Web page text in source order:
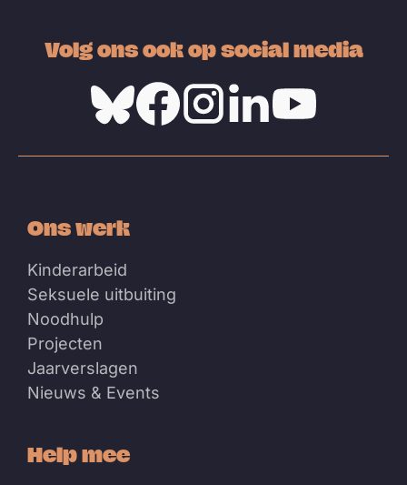
Volg ons ook op social media
Ons werk
Kinderarbeid
Seksuele uitbuiting
Noodhulp
Projecten
Jaarverslagen
Nieuws & Events
Help mee